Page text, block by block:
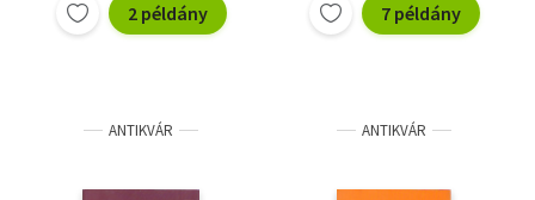
2 példány 7 példány
ANTIKVÁR ANTIKVÁR